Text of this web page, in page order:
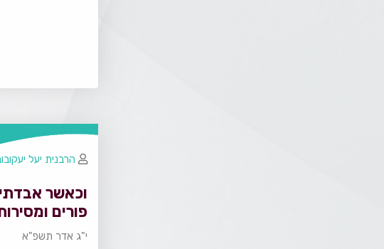
וכאשר
פורים
י"ג אדר תשפ"א
הרבנית יעל